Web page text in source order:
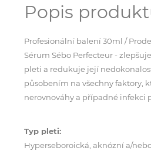
Popis
Profesionální balení 30ml /
Sérum Sébo Perfecteur -
pleti a redukuje její
působením na všechny faktory,
nerovnováhy a případné infekci
Typ pleti:
Hyperseboroická, aknózní a/